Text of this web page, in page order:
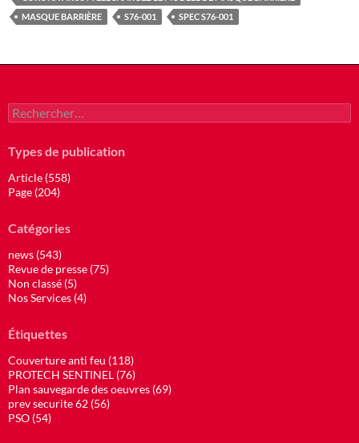
MASQUE BARRIÈRE
S76-001 SPEC S76-001
Rechercher :
Types de publication
Article (558)
Page (204)
Catégories
news (543)
Revue de presse (75)
Non classé (5)
Nos Services (4)
Étiquettes
Couverture anti feu (118)
PROTECH SENTINEL (76)
Plan sauvegarde des oeuvres (69)
prev securite 62 (56)
PSO (54)